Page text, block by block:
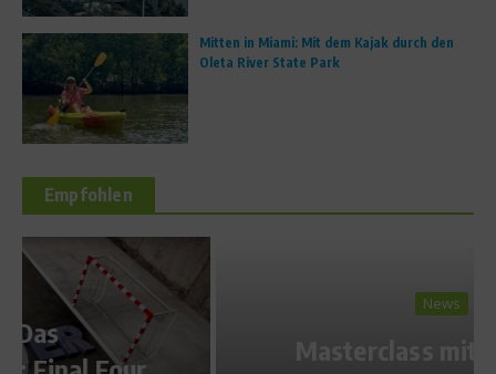
Mitten in Miami: Mit dem Kajak durch den
Oleta River State Park
Empfohlen
Masterclass mit Johannes